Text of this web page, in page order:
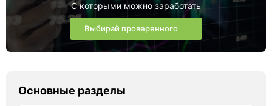
С которыми можно заработать
Выбирай проверенного
Основные разделы